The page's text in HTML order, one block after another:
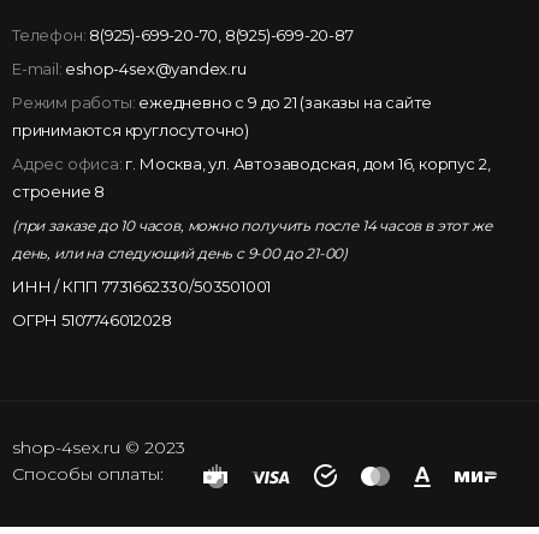
Телефон: 8(925)-699-20-70 8(925)-699-20-87
E-mail: eshop-4sex@yandex.ru
Режим работы: ежедневно с 9 до 21 (заказы на сайте
принимаются круглосуточно)
Адрес офиса: г. Москва, ул. Автозаводская, дом 16, корпус 2,
строение 8
(при заказе до 10 часов, можно получить после 14 часов в этот же
день, или на следующий день с 9-00 до 21-00)
ИНН / КПП 7731662330/503501001
ОГРН 5107746012028
shop-4sex.ru © 2023
Способы оплаты: